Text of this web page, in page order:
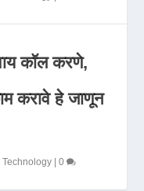
कॉल करणे,
करावे हे जाणून
Technology |0